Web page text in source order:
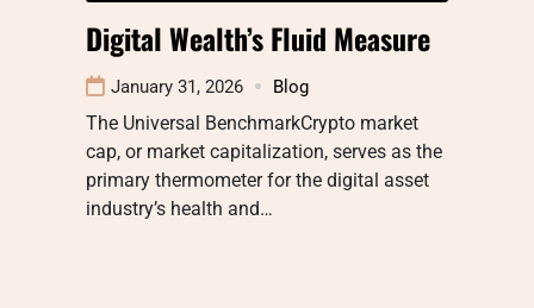
Digital Wealth’s Fluid Measure
January 31, 2026 Blog
The Universal BenchmarkCrypto market
cap, or market capitalization, serves as the
primary thermometer for the digital asset
industry’s health and…